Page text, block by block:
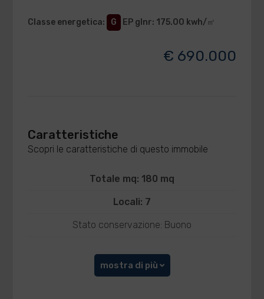
Classe energetica: G EP glnr: 175.00 kwh/㎡
€ 690.000
Caratteristiche
Scopri le caratteristiche di questo immobile
Totale mq: 180 mq
Locali: 7
Stato conservazione: Buono
mostra di più